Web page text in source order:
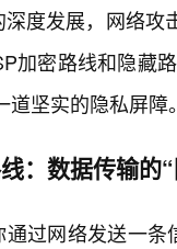
度发展，网络
加密路线和隐藏
道坚实的隐私屏障
：数据传输的
过网络发送一条